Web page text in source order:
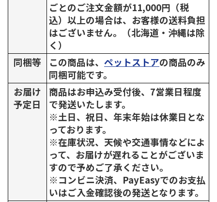
ごとのご注文金額が11,000円（税
込）以上の場合は、お客様の送料負担
はございません。（北海道・沖縄は除
く）
同梱等
この商品は、 ペットストアの商品のみ
同梱可能です。
お届け
予定日
商品はお申込み受付後、7営業日程度
で発送いたします。
※土日、祝日、年末年始は休業日とな
っております。
※在庫状況、天候や交通事情などによ
って、お届けが遅れることがございま
すので予めご了承ください。
※コンビニ決済、PayEasyでのお支払
いはご入金確認後の発送となります。